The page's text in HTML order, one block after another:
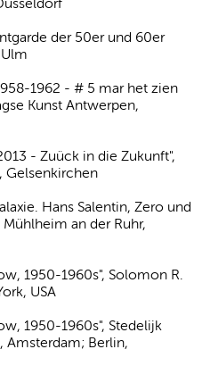
der 50er und 60er
1962 - # 5 mar het zien
Kunst Antwerpen,
- Zuück in die Zukunft",
Gelsenkirchen
Hans Salentin, Zero und
an der Ruhr,
1950-1960s", Solomon R.
USA
1950-1960s", Stedelijk
Amsterdam; Berlin,